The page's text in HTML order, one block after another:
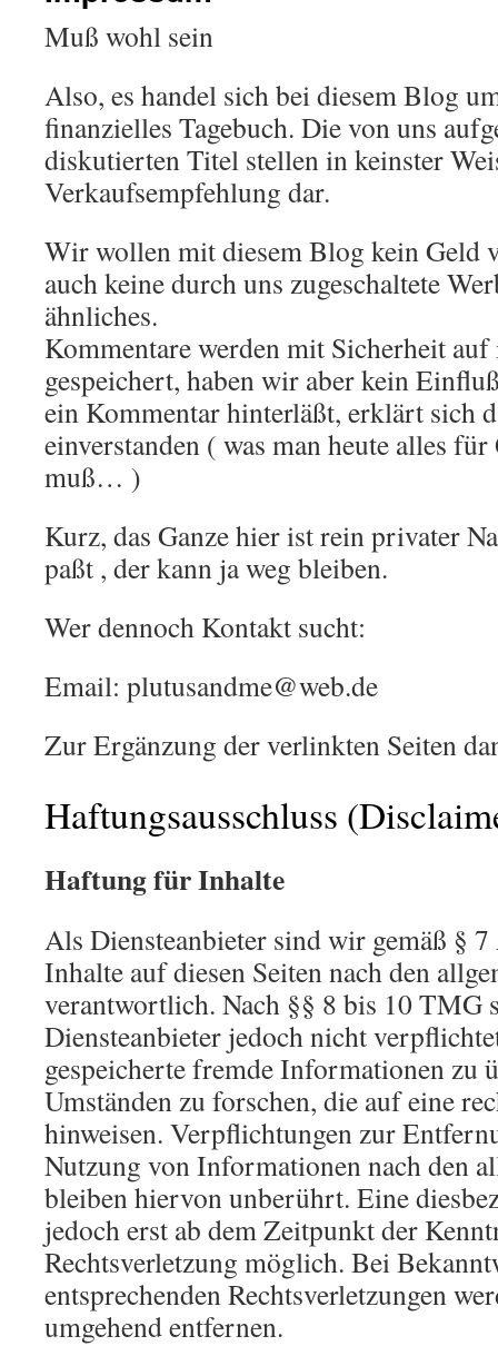
Muß wohl sein
Also, es handel sich bei diesem Blog
finanzielles Tagebuch. Die von uns
diskutierten Titel stellen in keinster
Verkaufsempfehlung dar.
Wir wollen mit diesem Blog kein Geld
auch keine durch uns zugeschaltete
ähnliches.
Kommentare werden mit Sicherheit
gespeichert, haben wir aber kein
ein Kommentar hinterläßt, erklärt sich
einverstanden ( was man heute alles für
muß… )
Kurz, das Ganze hier ist rein privater
paßt , der kann ja weg bleiben.
Wer dennoch Kontakt sucht:
Email: plutusandme@web.de
Zur Ergänzung der verlinkten Seiten
Haftungsausschluss
Haftung für Inhalte
Als Diensteanbieter sind wir gemäß §
Inhalte auf diesen Seiten nach den
verantwortlich. Nach §§ 8 bis 10 TMG
Diensteanbieter jedoch nicht
gespeicherte fremde Informationen zu
Umständen zu forschen, die auf eine
hinweisen. Verpflichtungen zur
Nutzung von Informationen nach den
bleiben hiervon unberührt. Eine
jedoch erst ab dem Zeitpunkt der
Rechtsverletzung möglich. Bei
entsprechenden Rechtsverletzungen
umgehend entfernen.